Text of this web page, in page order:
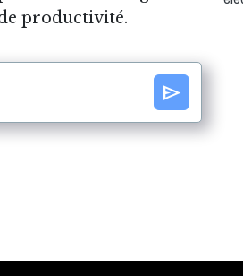
productivité.
send